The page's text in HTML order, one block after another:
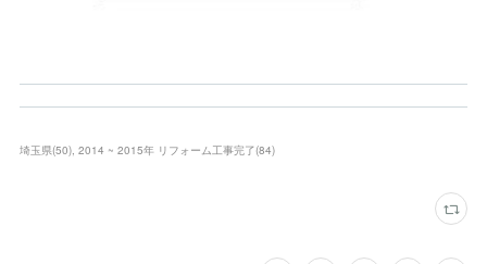
埼玉県(50) 2014 ~ 2015年 リフォーム工事完了(84)